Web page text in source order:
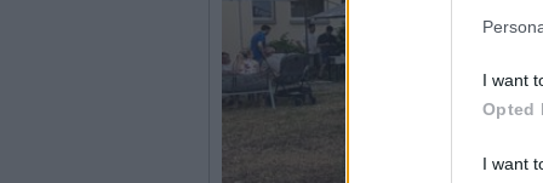
I want
Opted
I want